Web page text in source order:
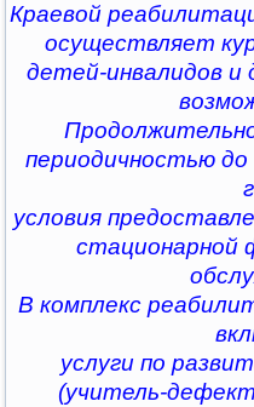
Краевой
осуществляет
детей-инвалидов и
периодичностью
условия
стационарной
В комплекс
услуги по
(учитель-